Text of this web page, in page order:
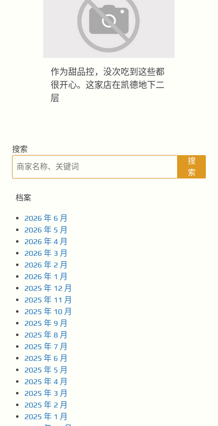
作为甜品控，没次吃到这些都
很开心。这家店在凯德地下二
层
搜索
搜
索
档案
2026 年 6 月
2026 年 5 月
2026 年 4 月
2026 年 3 月
2026 年 2 月
2026 年 1 月
2025 年 12 月
2025 年 11 月
2025 年 10 月
2025 年 9 月
2025 年 8 月
2025 年 7 月
2025 年 6 月
2025 年 5 月
2025 年 4 月
2025 年 3 月
2025 年 2 月
2025 年 1 月